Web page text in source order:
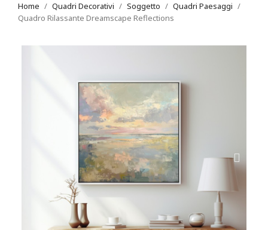
Home Quadri Decorativi Soggetto
Quadri Paesaggi
Quadro Rilassante Dreamscape Reflections